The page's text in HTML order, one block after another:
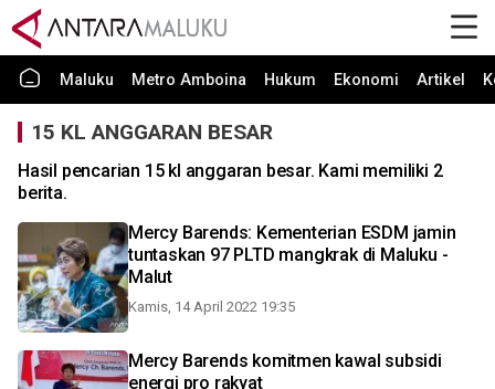
Maluku Metro Amboina Hukum Ekonomi Artikel
15 KL ANGGARAN BESAR
Hasil pencarian 15 kl anggaran besar. Kami memiliki 2
berita.
Mercy Barends: Kementerian ESDM jamin
tuntaskan 97 PLTD mangkrak di Maluku -
Malut
Kamis, 14 April 2022 19:35
Mercy Barends komitmen kawal subsidi
energi pro rakyat